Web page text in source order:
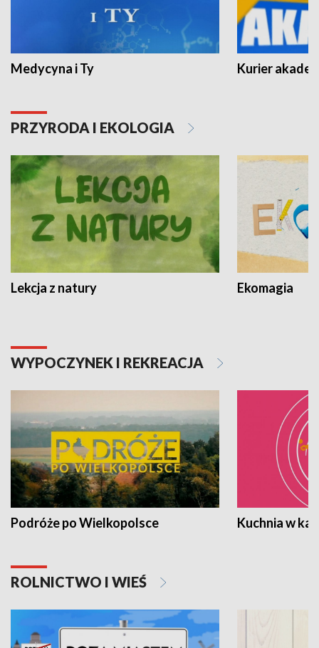
Medycyna i Ty Kurier
PRZYRODA I EKOLOGIA
Lekcja z natury Ekomagia
WYPOCZYNEK I REKREACJA
Podróże po Wielkopolsce Kuchnia w
ROLNICTWO I WIEŚ